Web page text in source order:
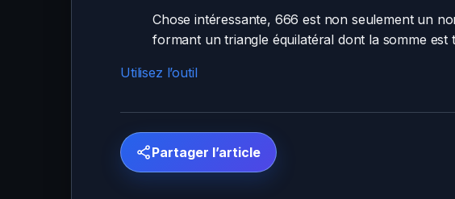
Chose intéressante, 666 est non seulement un
formant un triangle équilatéral dont la somme est
Utilisez l’outil
Partager l’article